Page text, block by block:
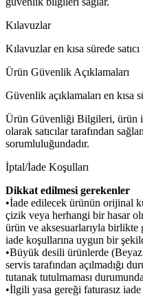
Kılavuzlar
Kılavuzlar en kısa sürede
Ürün Güvenlik Açıklamaları
Güvenlik açıklamaları en kısa
Ürün Güvenliği Bilgileri, ürün
olarak satıcılar tarafından
sorumluluğundadır.
İptal/İade Koşulları
Dikkat edilmesi gerekenler
•İade edilecek ürünün orijinal
çizik veya herhangi bir hasar
ürün ve aksesuarlarıyla
iade koşullarına uygun bir
•Büyük desili ürünlerde
servis tarafından açılmadığı
tutanak tutulmaması
•İlgili yasa gereği faturasız